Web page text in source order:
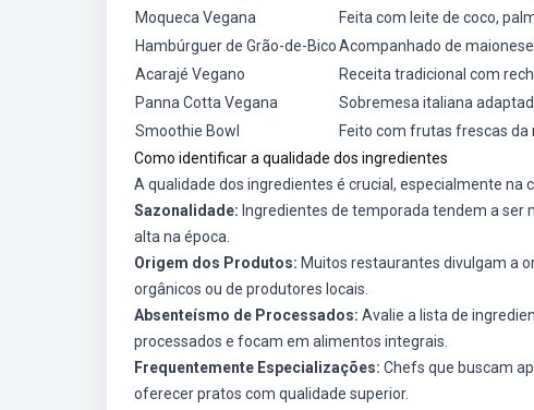
Moqueca Vegana
Feita com leite de coco,
Hambúrguer de Grão-de-BicoAcompanhado de
Acarajé Vegano
Receita tradicional com
Panna Cotta Vegana
Sobremesa italiana
Smoothie Bowl
Feito com frutas frescas da
Como identificar a qualidade dos ingredientes
A qualidade dos ingredientes é crucial, especialmente
Sazonalidade: Ingredientes de temporada tendem a ser
alta na época.
Origem dos Produtos: Muitos restaurantes divulgam a
orgânicos ou de produtores locais.
Absenteísmo de Processados: Avalie a lista de
processados e focam em alimentos integrais.
Frequentemente Especializações: Chefs que buscam
oferecer pratos com qualidade superior.